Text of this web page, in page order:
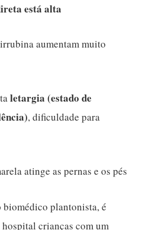
está alta
aumentam muito
letargia (estado de
, dificuldade para
atinge as pernas e os pés
biomédico plantonista, é
crianças com um